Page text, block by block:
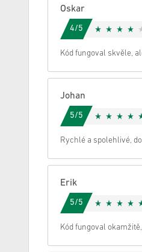
zrušení
Oskar
4/5
Kód fungoval skvěle,
Johan
5/5
Rychlé a spolehlivé,
Erik
5/5
Kód fungoval